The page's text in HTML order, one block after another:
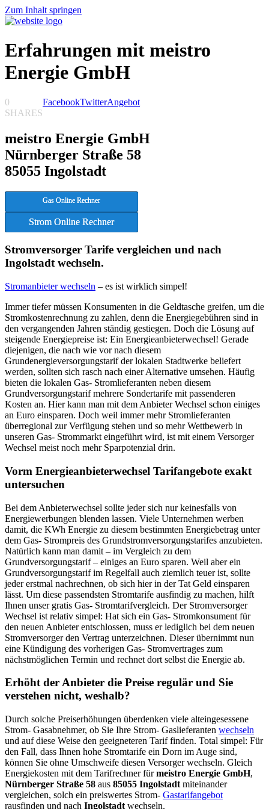
Zum Inhalt springen
Erfahrungen mit meistro
Energie GmbH
0
SHARES
FacebookTwitterAngebot
meistro Energie GmbH
Nürnberger Straße 58
85055 Ingolstadt
Gas Online Rechner
Strom Online Rechner
Stromversorger Tarife vergleichen und nach
Ingolstadt wechseln.
Stromanbieter wechseln – es ist wirklich simpel!
Immer tiefer müssen Konsumenten in die Geldtasche greifen, um die
Stromkostenrechnung zu zahlen, denn die Energiegebühren sind in
den vergangenden Jahren ständig gestiegen. Doch die Lösung auf
steigende Energiepreise ist: Ein Energieanbieterwechsel! Gerade
diejenigen, die nach wie vor nach diesem
Grundenergieversorgungstarif der lokalen Stadtwerke beliefert
werden, sollten sich rasch nach einer Alternative umsehen. Häufig
bieten die lokalen Gas- Stromlieferanten neben diesem
Grundversorgungstarif mehrere Sondertarife mit passenderen
Kosten an. Hier kann man mit dem Anbieter Wechsel schon einiges
an Euro einsparen. Doch weil immer mehr Stromlieferanten
überregional zur Verfügung stehen und so mehr Wettbewerb in
unseren Gas- Strommarkt eingeführt wird, ist mit einem Versorger
Wechsel meist noch mehr Sparpotenzial drin.
Vorm Energieanbieterwechsel Tarifangebote exakt
untersuchen
Bei dem Anbieterwechsel sollte jeder sich nur keinesfalls von
Energiewerbungen blenden lassen. Viele Unternehmen werben
damit, die KWh Energie zu diesem bestimmten Energiebetrag unter
dem Gas- Strompreis des Grundstromversorgungstarifes anzubieten.
Natürlich kann man damit – im Vergleich zu dem
Grundversorgungstarif – einiges an Euro sparen. Weil aber ein
Grundversorgungstarif im Regelfall auch ziemlich teuer ist, sollte
jeder erstmal nachrechnen, ob sich hier in der Tat Geld einsparen
lässt. Um diese passendsten Stromtarife ausfindig zu machen, hilft
Ihnen unser gratis Gas- Stromtarifvergleich. Der Stromversorger
Wechsel ist relativ simpel: Hat sich ein Gas- Stromkonsument für
den neuen Anbieter entschlossen, muss er lediglich bei dem neuen
Stromversorger den Vertrag unterzeichnen. Dieser übernimmt nun
eine Kündigung des vorherigen Gas- Stromvertrages zum
nächstmöglichen Termin und rechnet dort selbst die Energie ab.
Erhöht der Anbieter die Preise regulär und Sie
verstehen nicht, weshalb?
Durch solche Preiserhöhungen überdenken viele alteingesessene
Strom- Gasabnehmer, ob Sie Ihre Strom- Gaslieferanten wechseln
und auf diese Weise den geeigneteren Tarif finden. Total simpel: Für
den Fall, dass Ihnen hohe Stromtarife ein Dorn im Auge sind,
können Sie ohne Umschweife diesen Versorger wechseln. Gleich
Energiekosten mit dem Tarifrechner fürmeistro Energie GmbH,
Nürnberger Straße 58 aus 85055 Ingolstadt miteinander
vergleichen, solch ein preiswertes Strom- Gastarifangebot
rausfinden und nach Ingolstadt wechseln.